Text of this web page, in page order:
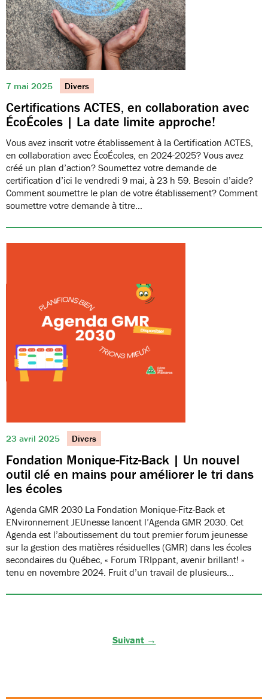
7 mai 2025 Divers
Certifications ACTES, en collaboration avec
ÉcoÉcoles | La date limite approche!
Vous avez inscrit votre établissement à la Certification ACTES,
en collaboration avec ÉcoÉcoles, en 2024-2025? Vous avez
créé un plan d’action? Soumettez votre demande de
certification d’ici le vendredi 9 mai, à 23 h 59. Besoin d’aide?
Comment soumettre le plan de votre établissement? Comment
soumettre votre demande à titre…
23 avril 2025 Divers
Fondation Monique-Fitz-Back | Un nouvel
outil clé en mains pour améliorer le tri dans
les écoles
Agenda GMR 2030 La Fondation Monique-Fitz-Back et
ENvironnement JEUnesse lancent l’Agenda GMR 2030. Cet
Agenda est l’aboutissement du tout premier forum jeunesse
sur la gestion des matières résiduelles (GMR) dans les écoles
secondaires du Québec, « Forum TRIppant, avenir brillant! »
tenu en novembre 2024. Fruit d’un travail de plusieurs…
Suivant →